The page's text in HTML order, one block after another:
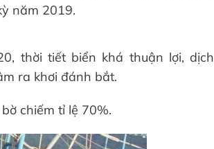
năm 2019.
thời tiết biển khá thuận lợi, dịch
ra khơi đánh bắt.
chiếm tỉ lệ 70%.